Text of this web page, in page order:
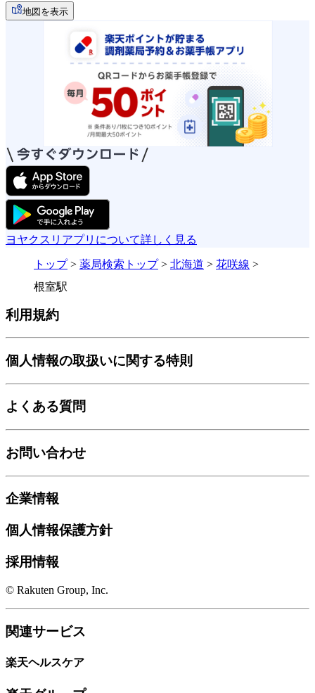
地図を表示
ヨヤクスリアプリについて詳しく見る
トップ> 薬局検索トップ> 北海道 > 花咲線 >
根室駅
利用規約
個人情報の取扱いに関する特則
よくある質問
お問い合わせ
企業情報
個人情報保護方針
採用情報
© Rakuten Group, Inc.
関連サービス
楽天ヘルスケア